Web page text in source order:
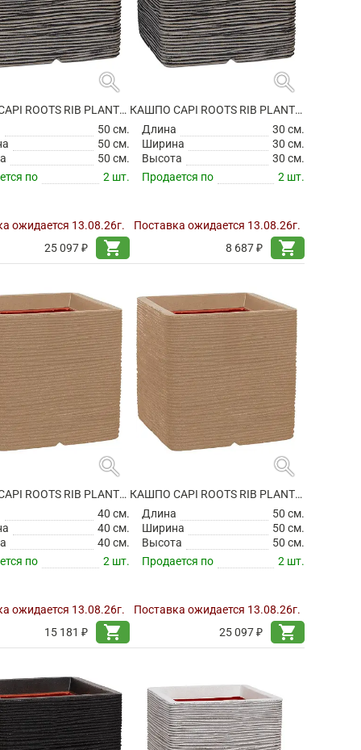
search
КАШПО CAPI ROOTS RIB PLANTER SQUARE ANTHRACITE
50 см.
50 см.
50 см.
по
2 шт.
ожидается 13.08.26г.
25 097 ₽
shopping_cart
search
КАШПО CAPI ROOTS RIB PLANTER SQUARE ANTHRACITE
Длина
30 см.
Ширина
30 см.
Высота
30 см.
Продается по
2 шт.
Поставка ожидается 13.08.26г.
8 687 ₽
shopping_cart
search
КАШПО CAPI ROOTS RIB PLANTER SQUARE BEIGE
40 см.
40 см.
40 см.
по
2 шт.
ожидается 13.08.26г.
15 181 ₽
shopping_cart
search
КАШПО CAPI ROOTS RIB PLANTER SQUARE BEIGE
Длина
50 см.
Ширина
50 см.
Высота
50 см.
Продается по
2 шт.
Поставка ожидается 13.08.26г.
25 097 ₽
shopping_cart